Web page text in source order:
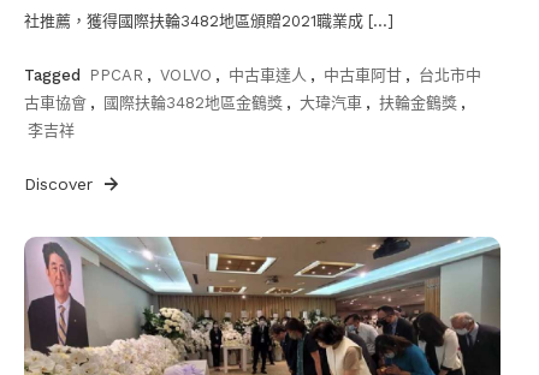
社推薦，獲得國際扶輪3482地區頒贈2021職業成 […]
Tagged PPCAR , VOLVO , 中古車達人 , 中古車阿甘 , 台北市中
古車協會 , 國際扶輪3482地區金鶴獎 , 大瑋汽車 , 扶輪金鶴獎 ,
李吉祥
Discover